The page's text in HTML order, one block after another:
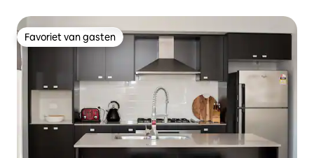
Favoriet van gasten
Favoriet van gasten